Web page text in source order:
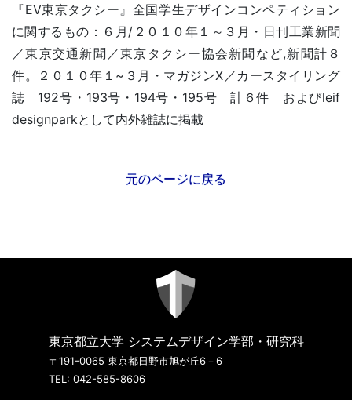
『EV東京タクシー』全国学生デザインコンペティション
に関するもの：６月/２０１０年１～３月・日刊工業新聞
／東京交通新聞／東京タクシー協会新聞など,新聞計８
件。２０１０年１~３月・マガジンX／カースタイリング
誌 192号・193号・194号・195号 計６件 およびleif
designparkとして内外雑誌に掲載
元のページに戻る
東京都立大学 システムデザイン学部・研究科
〒191-0065 東京都日野市旭が丘6－6
TEL: 042-585-8606